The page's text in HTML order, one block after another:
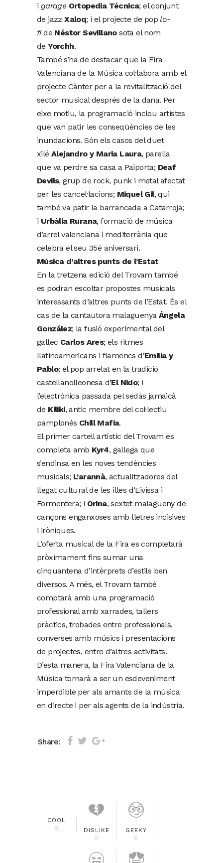
i garage Ortopedia Técnica; el conjunt
de jazzXaloq; i el projecte de pop lo-
fide Néstor Sevillanosota el nom
deYorchh.
També s’ha de destacar que la Fira
Valenciana de la Música col·labora amb el
projecte Cànter per a la revitalització del
sector musical després de la dana. Per
eixe motiu, la programació inclou artistes
que van patir les conseqüències de les
inundacions. Són els casos del duet
xilé Alejandro y Maria Laura, parella
que va perdre sa casa a Paiporta; Deaf
Devils, grup de rock, punk i metal afectat
per les cancel·lacions; Miquel Gil, qui
també va patir la barrancada a Catarroja;
i Urbàlia Rurana, formació de música
d’arrel valenciana i mediterrània que
celebra el seu 35é aniversari.
Música d’altres punts de l’Estat
En la tretzena edició del Trovam també
es podran escoltar propostes musicals
interessants d’altres punts de l’Estat. És el
cas de la cantautora malaguenya Ángela
González; la fusió experimental del
gallec Carlos Ares; els ritmes
llatinoamericans i flamencs d’Emilia y
Pablo; el pop arrelat en la tradició
castellanolleonesa d’El Nido; i
l’electrònica passada pel sedàs jamaicà
de Kiliki, antic membre del col·lectiu
pamplonés Chill Mafia.
El primer cartell artístic del Trovam es
completa amb Kyr4, gallega que
s’endinsa en les noves tendències
musicals; L’arannà, actualitzadores del
llegat cultural de les illes d’Eivissa i
Formentera; i Orina, sextet malagueny de
cançons enganxoses amb lletres incisives
i iròniques.
L’oferta musical de la Fira es completarà
pròximament fins sumar una
cinquantena d’intèrprets d’estils ben
diversos. A més, el Trovam també
comptarà amb una programació
professional amb xarrades, tallers
pràctics, trobades entre professionals,
converses amb músics i presentacions
de projectes, entre d’altres activitats.
D’esta manera, la Fira Valenciana de la
Música tornarà a ser un esdeveniment
imperdible per als amants de la música
en directe i per als agents de la indústria.
Share:
COOL
0
DISLIKE
0
GEEKY
0